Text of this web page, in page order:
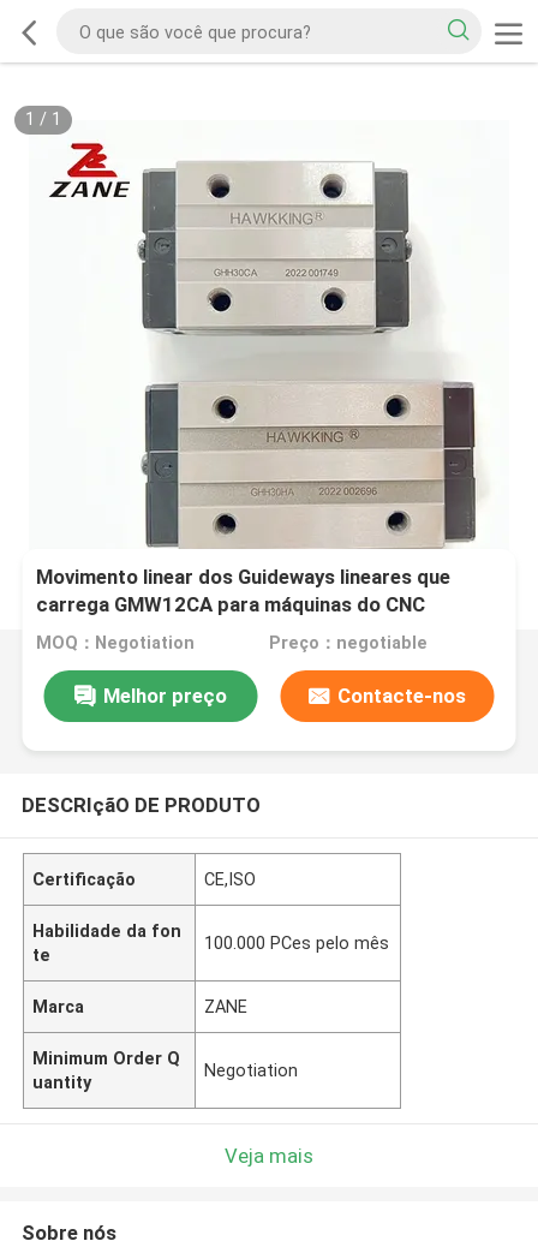
1 / 1
Movimento linear dos Guideways lineares que
carrega GMW12CA para máquinas do CNC
MOQ：Negotiation Preço：negotiable
Melhor preço Contacte-nos
DESCRIçãO DE PRODUTO
Certificação CE,ISO
Habilidade da fon
te
100.000 PCes pelo mês
Marca ZANE
Minimum Order Q
uantity
Negotiation
Veja mais
Sobre nós